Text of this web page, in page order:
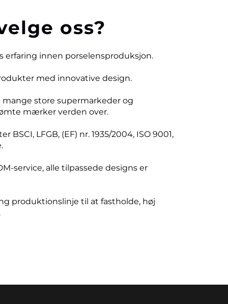
oss?
erfaring innen porselensproduksjon.
med innovative design.
mange store supermarkeder og
mærker verden over.
BSCI, LFGB, (EF) nr. 1935/2004, ISO 9001,
service, alle tilpassede designs er
produktionslinje til at fastholde, høj